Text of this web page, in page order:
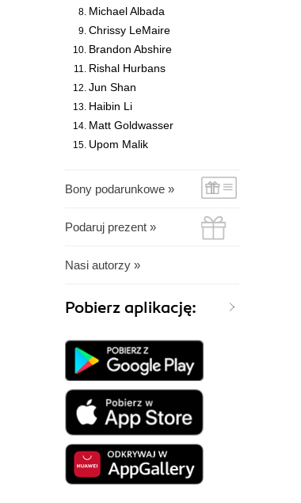
Michael Albada
Chrissy LeMaire
Brandon Abshire
Rishal Hurbans
Jun Shan
Haibin Li
Matt Goldwasser
Upom Malik
Bony podarunkowe »
Podaruj prezent »
Nasi autorzy »
Pobierz aplikację: